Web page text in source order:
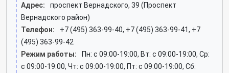
Адрес:
проспект Вернадского, 39 (Проспект
Вернадского район)
Телефон:
+7 (495) 363-99-40, +7 (495) 363-99-41, +7
(495) 363-99-42
Режим работы:
Пн: c 09:00-19:00, Вт: c 09:00-19:00, Ср:
c 09:00-19:00, Чт: c 09:00-19:00, Пт: c 09:00-19:00, Сб: